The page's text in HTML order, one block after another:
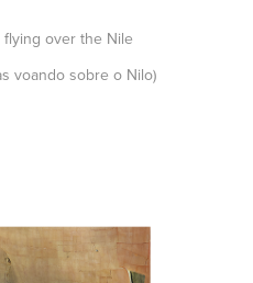
over the Nile
voando sobre o Nilo)